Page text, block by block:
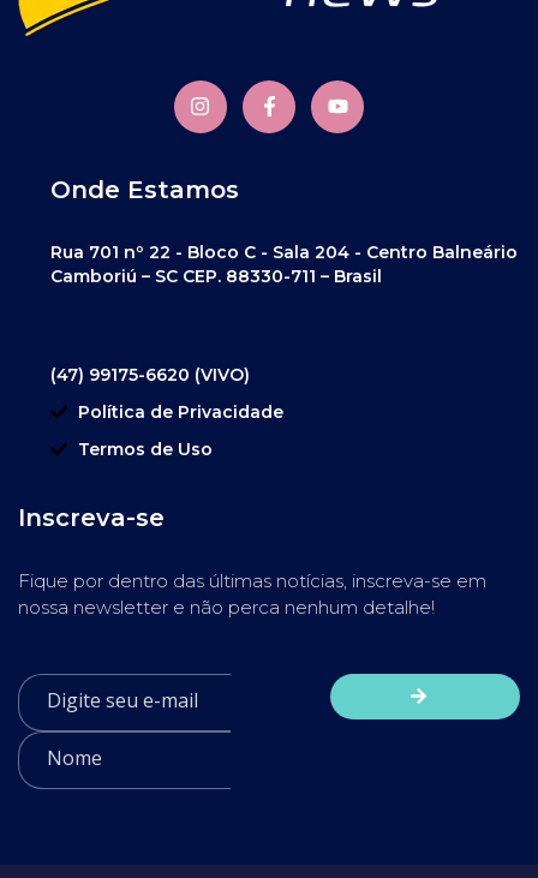
Onde Estamos
Rua 701 nº 22 - Bloco C - Sala 204 - Centro Balneário
Camboriú – SC CEP. 88330-711 – Brasil
(47) 99175-6620 (VIVO)
Política de Privacidade
Termos de Uso
Inscreva-se
Fique por dentro das últimas notícias, inscreva-se em
nossa newsletter e não perca nenhum detalhe!